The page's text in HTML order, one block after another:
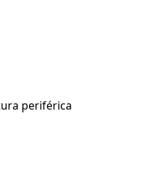
periférica